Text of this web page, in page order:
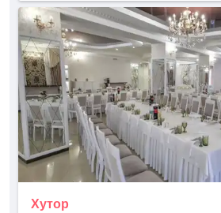
Хутор